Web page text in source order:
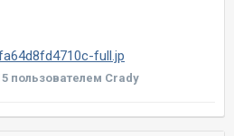
пользователем Crady